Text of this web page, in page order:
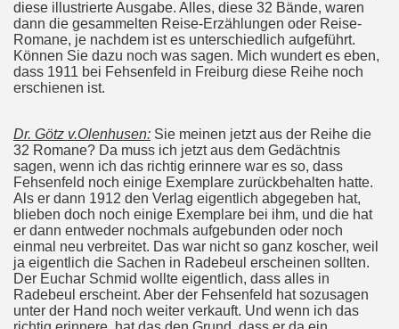
diese illustrierte Ausgabe. Alles, diese 32 Bände, waren
dann die gesammelten Reise-Erzählungen oder Reise-
Romane, je nachdem ist es unterschiedlich aufgeführt.
Können Sie dazu noch was sagen. Mich wundert es eben,
dass 1911 bei Fehsenfeld in Freiburg diese Reihe noch
erschienen ist.
Dr. Götz v.Olenhusen: Sie meinen jetzt aus der Reihe die
32 Romane? Da muss ich jetzt aus dem Gedächtnis
sagen, wenn ich das richtig erinnere war es so, dass
Fehsenfeld noch einige Exemplare zurückbehalten hatte.
Als er dann 1912 den Verlag eigentlich abgegeben hat,
blieben doch noch einige Exemplare bei ihm, und die hat
er dann entweder nochmals aufgebunden oder noch
einmal neu verbreitet. Das war nicht so ganz koscher, weil
ja eigentlich die Sachen in Radebeul erscheinen sollten.
Der Euchar Schmid wollte eigentlich, dass alles in
Radebeul erscheint. Aber der Fehsenfeld hat sozusagen
unter der Hand noch weiter verkauft. Und wenn ich das